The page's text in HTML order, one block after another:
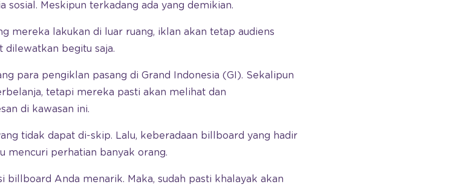
sosial. Meskipun terkadang ada yang demikian.
mereka lakukan di luar ruang, iklan akan tetap audiens
dilewatkan begitu saja.
para pengiklan pasang di Grand Indonesia (GI). Sekalipun
tetapi mereka pasti akan melihat dan
di kawasan ini.
tidak dapat di-skip. Lalu, keberadaan billboard yang hadir
mencuri perhatian banyak orang.
billboard Anda menarik. Maka, sudah pasti khalayak akan